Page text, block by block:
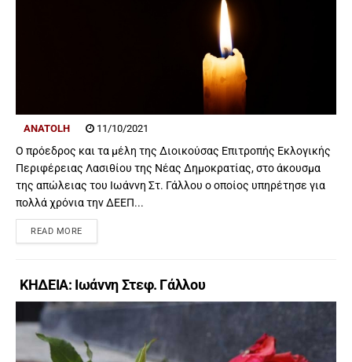
ANATOLH 11/10/2021
Ο πρόεδρος και τα μέλη της Διοικούσας Επιτροπής Εκλογικής
Περιφέρειας Λασιθίου της Νέας Δημοκρατίας, στο άκουσμα
της απώλειας του Ιωάννη Στ. Γάλλου ο οποίος υπηρέτησε για
πολλά χρόνια την ΔΕΕΠ...
READ MORE
ΚΗΔΕΙΑ: Ιωάννη Στεφ. Γάλλου